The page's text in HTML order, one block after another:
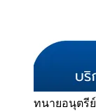
ทนายอนุตรีย์